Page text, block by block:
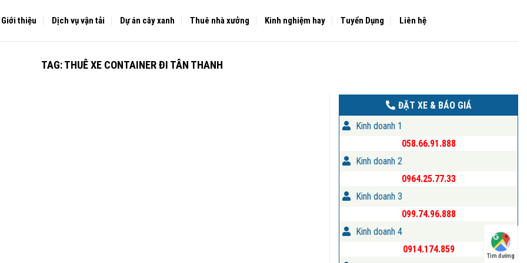
Giới thiệu Dịch vụ vận tải Dự án cây xanh Thuê nhà xưởng Kinh nghiệm hay Tuyển Dụng Liên hệ
TAG:THUÊ XE CONTAINER ĐI TÂN THANH
ĐẶT XE & BÁO GIÁ
Kinh doanh 1
058.66.91.888
Kinh doanh 2
0964.25.77.33
Kinh doanh 3
099.74.96.888
Kinh doanh 4
0914.174.859
Tìm đường